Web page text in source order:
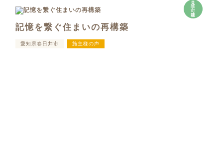
見
学
可
能
記憶を繋ぐ住まいの再構築
愛知県春日井市 施主様の声